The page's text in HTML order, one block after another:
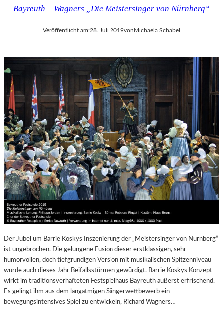
Bayreuth – Wagners „Die Meistersinger von Nürnberg“
Veröffentlicht am:28. Juli 2019vonMichaela Schabel
Der Jubel um Barrie Koskys Inszenierung der „Meistersinger von Nürnberg“
ist ungebrochen. Die gelungene Fusion dieser erstklassigen, sehr
humorvollen, doch tiefgründigen Version mit musikalischen Spitzenniveau
wurde auch dieses Jahr Beifallsstürmen gewürdigt. Barrie Koskys Konzept
wirkt im traditionsverhafteten Festspielhaus Bayreuth äußerst erfrischend.
Es gelingt ihm aus dem langatmigen Sängerwettbewerb ein
bewegungsintensives Spiel zu entwickeln, Richard Wagners…